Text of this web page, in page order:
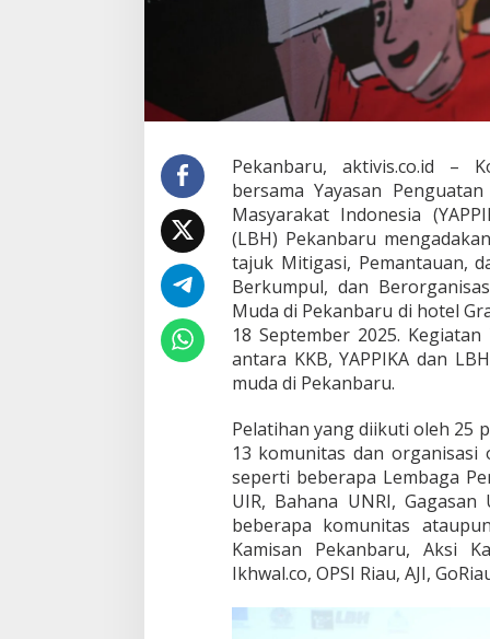
P
P
d
L
B
H
P
e
k
a
n
b
a
r
u
d
a
k
a
n
T
o
T
e
Pekanbaru, aktivis.co.id –
bersama Yayasan
Masyarakat Indonesia
(LBH) Pekanbaru
tajuk Mitigasi, Pemantauan,
Berkumpul, dan
Muda di Pekanbaru di hotel
18 September 2025.
antara KKB, YAPPIKA dan
muda di Pekanbaru.
Pelatihan yang diikuti oleh 25
13 komunitas dan organisasi
seperti beberapa Lembaga
UIR, Bahana UNRI,
beberapa komunitas
Kamisan Pekanbaru, Aksi
Ikhwal.co, OPSI Riau, AJI,